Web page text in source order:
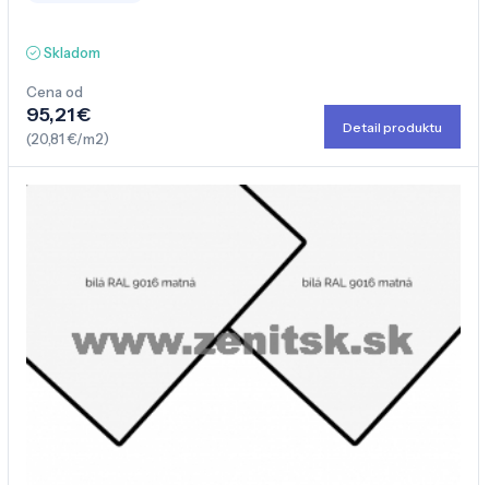
Skladom
Cena od
95,21 €
(20,81 €/m2)
Detail produktu